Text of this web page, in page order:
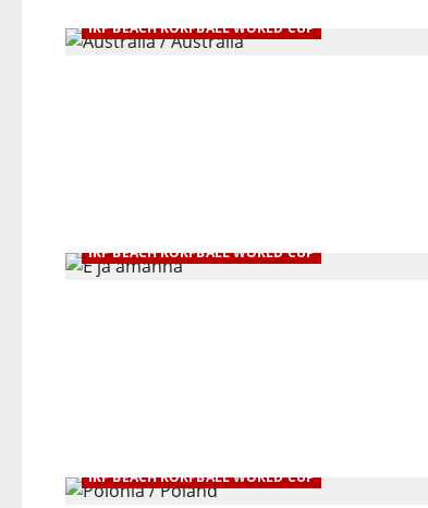
IKF BEACH KORFBALL WORLD CUP
IKF BEACH KORFBALL WORLD CUP
IKF BEACH KORFBALL WORLD CUP